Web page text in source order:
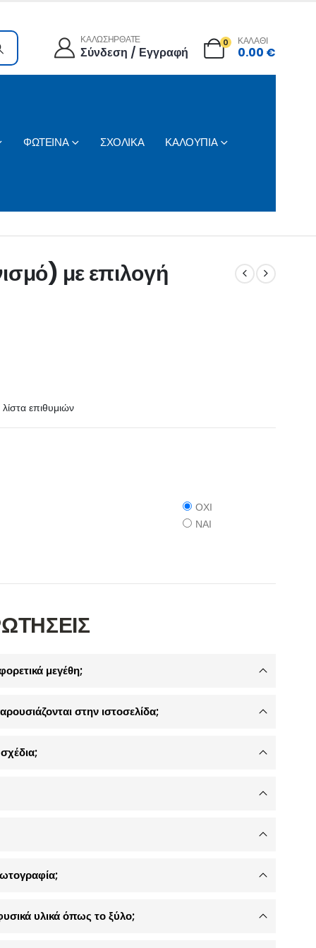
ΚΑΛΩΣΗΡΘΑΤΕ
Σύνδεση / Εγγραφή
0 ΚΑΛΑΘΙ
0.00 €
ΦΩΤΕΙΝΑ ΣΧΟΛΙΚΑ ΚΑΛΟΥΠΙΑ
με επιλογή
επιθυμιών
ΟΧΙ
ΝΑΙ
μεγέθη;
στην ιστοσελίδα;
υλικά όπως το ξύλο;